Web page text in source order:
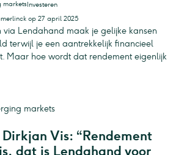
Investeren
op 27 april 2025
via Lendahand maak je gelijke kansen
terwijl je een aantrekkelijk financieel
Maar hoe wordt dat rendement eigenlijk
Vis: “Rendement
dat is Lendahand voor